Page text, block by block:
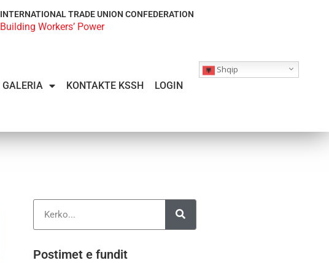
INTERNATIONAL TRADE UNION CONFEDERATION
Building Workers’ Power
GALERIA KONTAKTE KSSH LOGIN
Shqip
Postimet e fundit